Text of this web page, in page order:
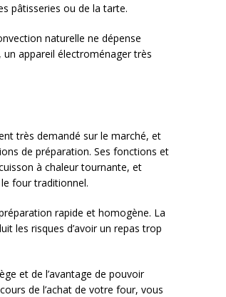
pâtisseries ou de la tarte.
naturelle ne dépense
un appareil électroménager très
très demandé sur le marché, et
de préparation. Ses fonctions et
à chaleur tournante, et
four traditionnel.
rapide et homogène. La
les risques d’avoir un repas trop
et de l’avantage de pouvoir
de l’achat de votre four, vous